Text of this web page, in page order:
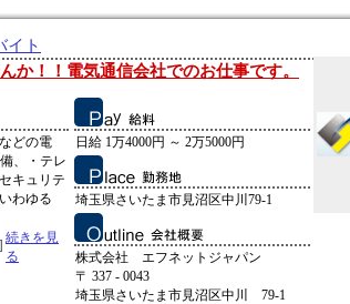
イト
か！！電気通信会社でのお仕事です。
どの電
、・テレ
キュリテ
わゆる
続きを見
る
日給 1万4000円 ～ 2万5000円
埼玉県さいたま市見沼区中川79-1
株式会社 エフネットジャパン
〒 337 - 0043
埼玉県さいたま市見沼区中川 79-1